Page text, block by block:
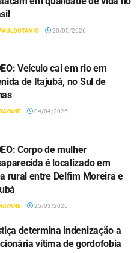
20/05/2026
Veículo cai em rio em
de Itajubá, no Sul de
04/04/2026
Corpo de mulher
é localizado em
rural entre Delfim Moreira e
25/03/2026
determina indenização a
vítima de gordofobia